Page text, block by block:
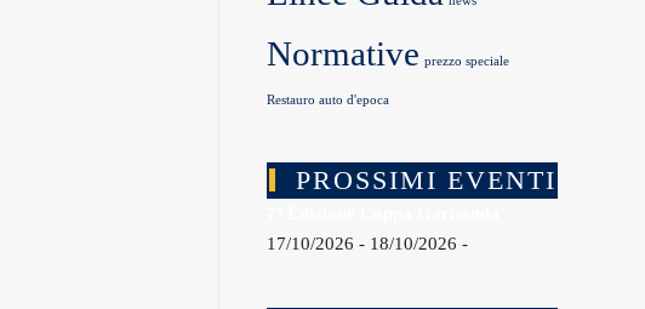
Normative prezzo speciale
Restauro auto d'epoca
PROSSIMI EVENTI
17/10/2026 - 18/10/2026 -